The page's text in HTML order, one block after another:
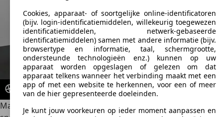
Mazda MX-5 Roadster 1.5 SkyActiv-G Homura met RECARO-
Cookies, apparaat- of soortgelijke online-identificatoren
(bijv. login-identificatiemiddelen, willekeurig toegewezen
identificatiemiddelen, netwerk-gebaseerde
identificatiemiddelen) samen met andere informatie (bijv.
browsertype en informatie, taal, schermgrootte,
ondersteunde technologieën enz.) kunnen op uw
apparaat worden opgeslagen of gelezen om dat
apparaat telkens wanneer het verbinding maakt met een
app of met een website te herkennen, voor een of meer
van de hier gepresenteerde doeleinden.
Je kunt jouw voorkeuren op ieder moment aanpassen en